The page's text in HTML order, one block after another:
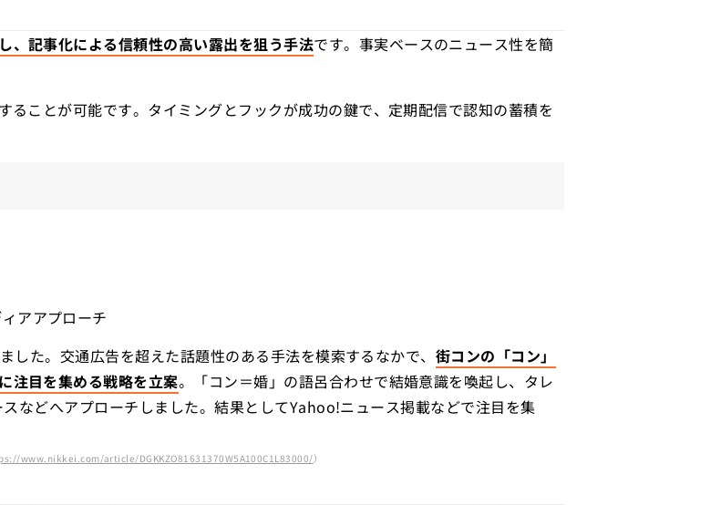
、記事化による信頼性の高い露出を狙う手法です。事実ベースのニュース性を簡
ることが可能です。タイミングとフックが成功の鍵で、定期配信で認知の蓄積を
アアプローチ
した。交通広告を超えた話題性のある手法を模索するなかで、 街コンの「コン」
注目を集める戦略を立案。「コン＝婚」の語呂合わせで結婚意識を喚起し、タレ
などへアプローチしました。結果としてYahoo!ニュース掲載などで注目を集
www.nikkei.com/article/DGKKZO81631370W5A100C1L83000/）